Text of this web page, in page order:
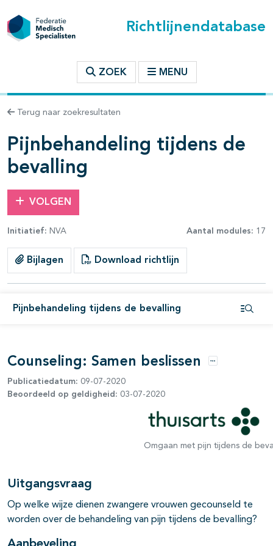
Richtlijnendatabase
ZOEK MENU
Terug naar zoekresultaten
Pijnbehandeling tijdens de
bevalling
VOLGEN
Initiatief: NVA Aantal modules: 17
Bijlagen Download richtlijn
Pijnbehandeling tijdens de bevalling
binnen deze richtlijn
Counseling: Samen beslissen Opties
Publicatiedatum: 09-07-2020
Beoordeeld op geldigheid: 03-07-2020
Omgaan met pijn tijdens de
Uitgangsvraag
Op welke wijze dienen zwangere vrouwen gecounseld te
worden over de behandeling van pijn tijdens de bevalling?